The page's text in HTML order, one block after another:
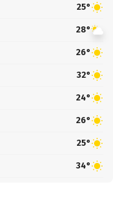
25°
28°
26°
32°
24°
26°
25°
34°